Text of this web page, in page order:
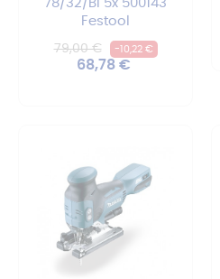
78/32/Bi 5x 500143
Festool
Precio
regular
79,00 € -10,22 € Precio
68,78 €